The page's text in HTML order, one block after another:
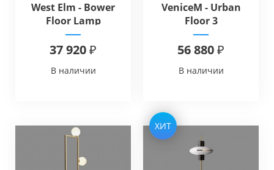
West Elm - Bower
Floor Lamp
37 920 ₽
В наличии
VeniceM - Urban
Floor 3
56 880 ₽
В наличии
ХИТ